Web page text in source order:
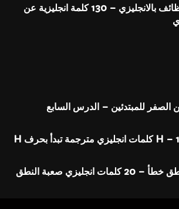
اسماء المهن والوظائف بالانجليزي – 130 كلمة انجليزية عن
للمبتدئين – الدرس السابع
صعبة النطق